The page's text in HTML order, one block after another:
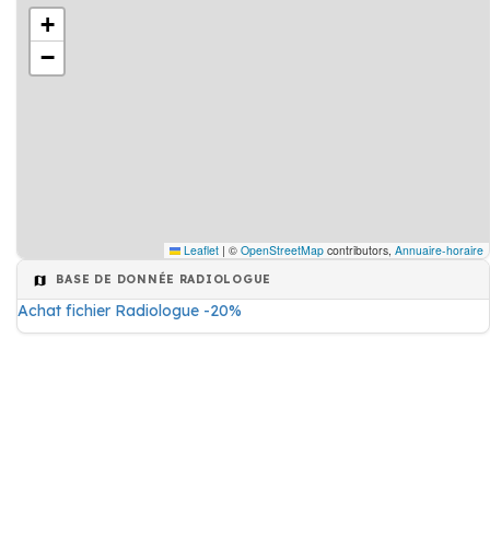
+
−
Leaflet | © OpenStreetMap contributors, Annuaire-horaire
BASE DE DONNÉE RADIOLOGUE
Achat fichier Radiologue -20%